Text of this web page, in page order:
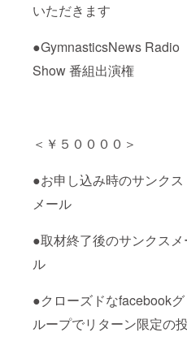
いただきます
●GymnasticsNews Radio
Show 番組出演権
＜￥５００００＞
●お申し込み時のサンクス
メール
●取材終了後のサンクスメ
ル
●クローズドなfacebookグ
ループでリターン限定の投